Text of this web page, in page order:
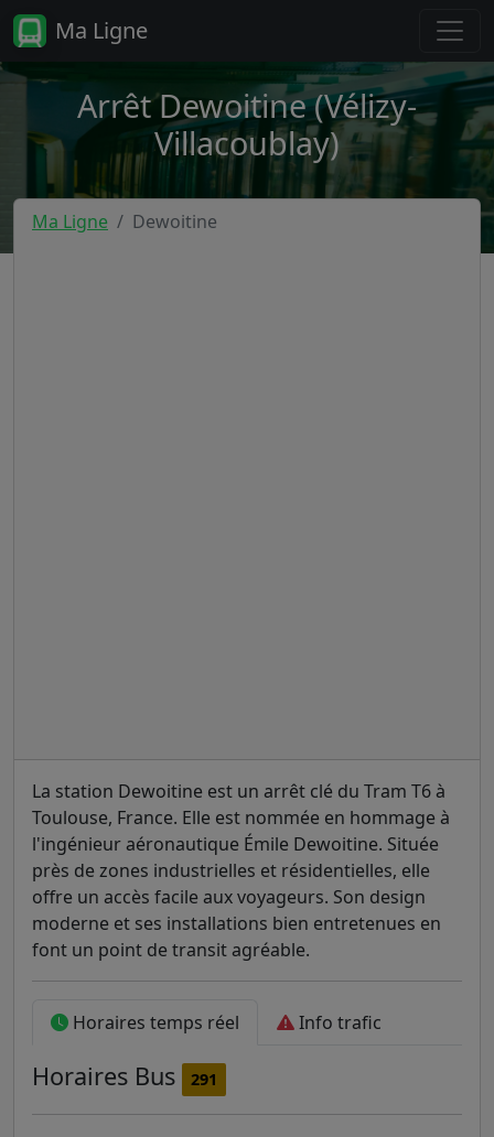
Ma Ligne
Arrêt Dewoitine (Vélizy-
Villacoublay)
Ma Ligne Dewoitine
La station Dewoitine est un arrêt clé du Tram T6 à
Toulouse, France. Elle est nommée en hommage à
l'ingénieur aéronautique Émile Dewoitine. Située
près de zones industrielles et résidentielles, elle
offre un accès facile aux voyageurs. Son design
moderne et ses installations bien entretenues en
font un point de transit agréable.
Horaires temps réel Info trafic
Horaires Bus 291